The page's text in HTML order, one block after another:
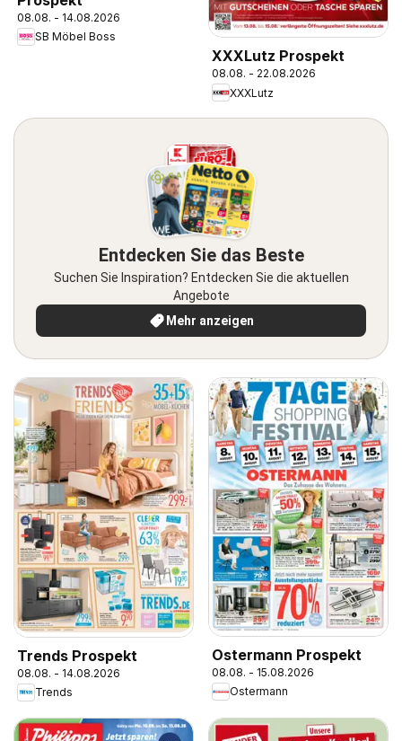
08.08. - 14.08.2026
SB Möbel Boss
XXXLutz Prospekt
08.08. - 22.08.2026
XXXLutz
Entdecken Sie das Beste
Suchen Sie Inspiration? Entdecken Sie die aktuellen
Angebote
Mehr anzeigen
Trends Prospekt
08.08. - 14.08.2026
Trends
Ostermann Prospekt
08.08. - 15.08.2026
Ostermann